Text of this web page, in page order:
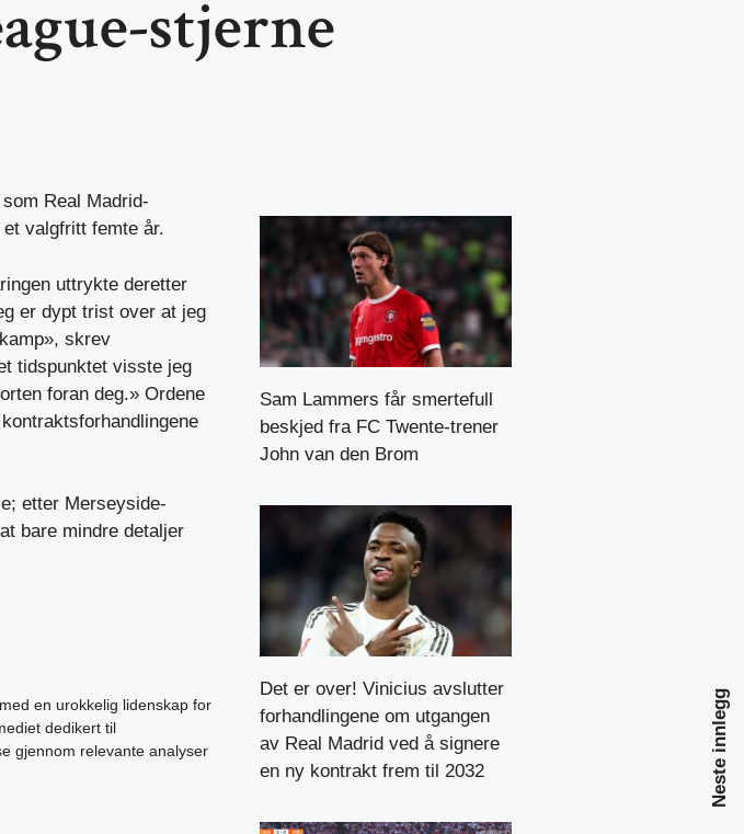
stjerne
Real Madrid-
valgfritt femte år.
uttrykte deretter
er dypt trist over at jeg
skrev
tidspunktet visste jeg
foran deg.» Ordene
etter Merseyside-
bare mindre detaljer
en urokkelig lidenskap for
dedikert til
gjennom relevante analyser
Neste innlegg
Sam Lammers får smertefull
beskjed fra FC Twente-trener
John van den Brom
Det er over! Vinicius avslutter
forhandlingene om utgangen
av Real Madrid ved å signere
en ny kontrakt frem til 2032